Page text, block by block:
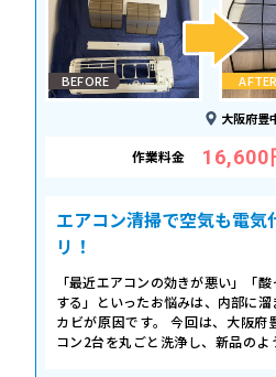
BEFORE AFTER
大阪府豊
作業料金 16,600
エアコン清掃で空気も電気
リ！
「最近エアコンの効きが悪い」「
する」といったお悩みは、内部に溜
カビが原因です。 今回は、大阪府
コン2台を丸ごと洗浄し、新品のよ